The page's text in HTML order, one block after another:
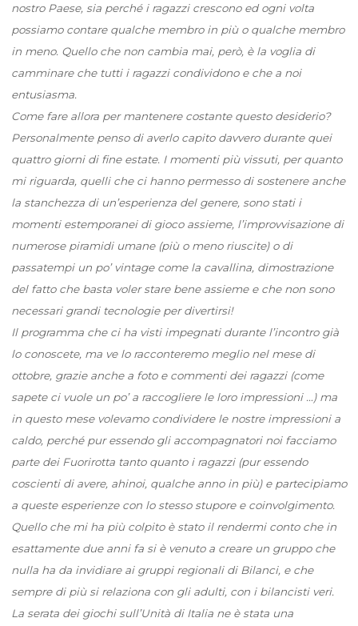
nostro Paese, sia perché i ragazzi crescono ed ogni volta
possiamo contare qualche membro in più o qualche membro
in meno. Quello che non cambia mai, però, è la voglia di
camminare che tutti i ragazzi condividono e che a noi
entusiasma.
Come fare allora per mantenere costante questo desiderio?
Personalmente penso di averlo capito davvero durante quei
quattro giorni di fine estate. I momenti più vissuti, per quanto
mi riguarda, quelli che ci hanno permesso di sostenere anche
la stanchezza di un’esperienza del genere, sono stati i
momenti estemporanei di gioco assieme, l’improvvisazione di
numerose piramidi umane (più o meno riuscite) o di
passatempi un po’ vintage come la cavallina, dimostrazione
del fatto che basta voler stare bene assieme e che non sono
necessari grandi tecnologie per divertirsi!
Il programma che ci ha visti impegnati durante l’incontro già
lo conoscete, ma ve lo racconteremo meglio nel mese di
ottobre, grazie anche a foto e commenti dei ragazzi (come
sapete ci vuole un po’ a raccogliere le loro impressioni …) ma
in questo mese volevamo condividere le nostre impressioni a
caldo, perché pur essendo gli accompagnatori noi facciamo
parte dei Fuorirotta tanto quanto i ragazzi (pur essendo
coscienti di avere, ahinoi, qualche anno in più) e partecipiamo
a queste esperienze con lo stesso stupore e coinvolgimento.
Quello che mi ha più colpito è stato il rendermi conto che in
esattamente due anni fa si è venuto a creare un gruppo che
nulla ha da invidiare ai gruppi regionali di Bilanci, e che
sempre di più si relaziona con gli adulti, con i bilancisti veri.
La serata dei giochi sull’Unità di Italia ne è stata una